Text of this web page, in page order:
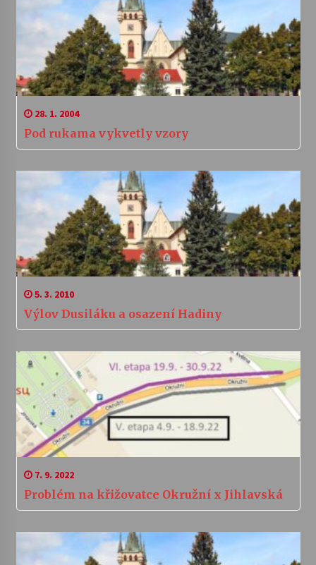
28. 1. 2004
Pod rukama vykvetly vzory
5. 3. 2010
Výlov Dusiláku a osazení Hadiny
7. 9. 2022
Problém na křižovatce Okružní x Jihlavská